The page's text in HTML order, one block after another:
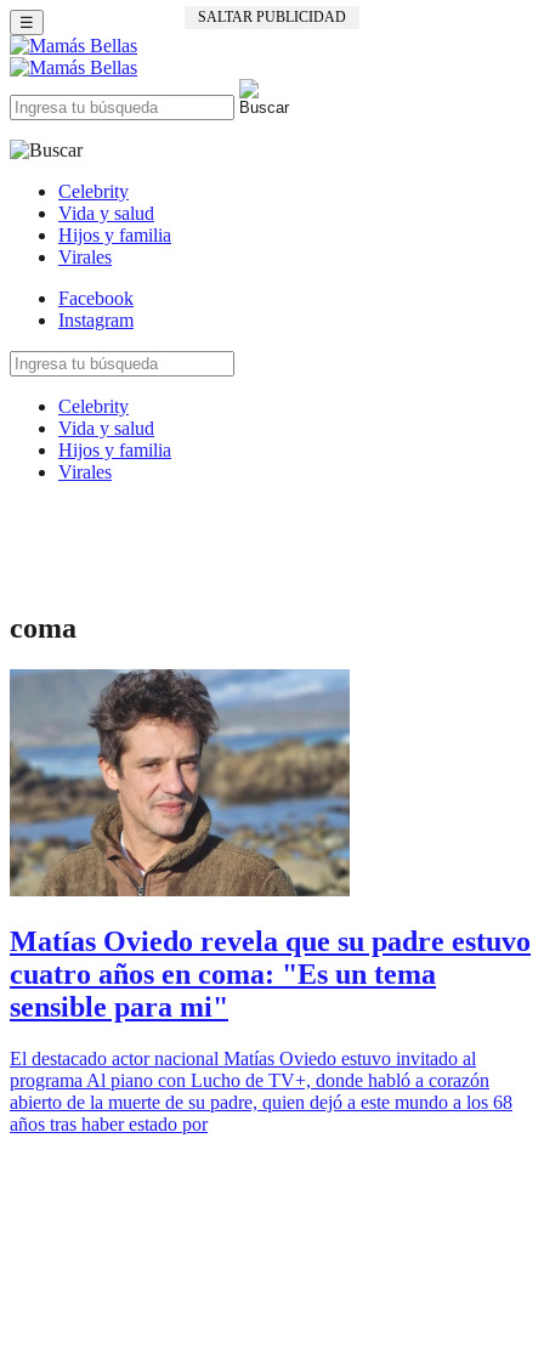
SALTAR PUBLICIDAD
☰
Celebrity
Vida y salud
Hijos y familia
Virales
Facebook
Instagram
Celebrity
Vida y salud
Hijos y familia
Virales
coma
Matías Oviedo revela que su padre estuvo
cuatro años en coma: "Es un tema
sensible para mi"
El destacado actor nacional Matías Oviedo estuvo invitado al
programa Al piano con Lucho de TV+, donde habló a corazón
abierto de la muerte de su padre, quien dejó a este mundo a los 68
años tras haber estado por